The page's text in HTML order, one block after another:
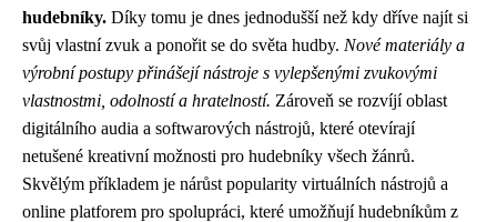
hudebníky. Díky tomu je dnes jednodušší než kdy dříve najít si
svůj vlastní zvuk a ponořit se do světa hudby. Nové materiály a
výrobní postupy přinášejí nástroje s vylepšenými zvukovými
vlastnostmi, odolností a hratelností. Zároveň se rozvíjí oblast
digitálního audia a softwarových nástrojů, které otevírají
netušené kreativní možnosti pro hudebníky všech žánrů.
Skvělým příkladem je nárůst popularity virtuálních nástrojů a
online platforem pro spolupráci, které umožňují hudebníkům z